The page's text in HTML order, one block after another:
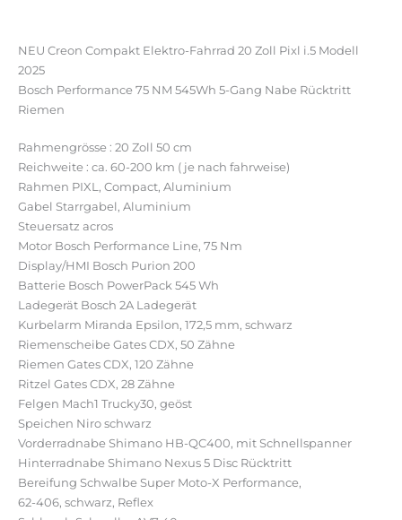
NEU Creon Compakt Elektro-Fahrrad 20 Zoll Pixl i.5 Modell
2025
Bosch Performance 75 NM 545Wh 5-Gang Nabe Rücktritt
Riemen
Rahmengrösse : 20 Zoll 50 cm
Reichweite : ca. 60-200 km ( je nach fahrweise)
Rahmen PIXL, Compact, Aluminium
Gabel Starrgabel, Aluminium
Steuersatz acros
Motor Bosch Performance Line, 75 Nm
Display/HMI Bosch Purion 200
Batterie Bosch PowerPack 545 Wh
Ladegerät Bosch 2A Ladegerät
Kurbelarm Miranda Epsilon, 172,5 mm, schwarz
Riemenscheibe Gates CDX, 50 Zähne
Riemen Gates CDX, 120 Zähne
Ritzel Gates CDX, 28 Zähne
Felgen Mach1 Trucky30, geöst
Speichen Niro schwarz
Vorderradnabe Shimano HB-QC400, mit Schnellspanner
Hinterradnabe Shimano Nexus 5 Disc Rücktritt
Bereifung Schwalbe Super Moto-X Performance,
62-406, schwarz, Reflex